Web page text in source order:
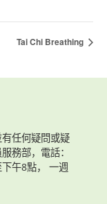
Tai Chi Breathing
任何疑問或疑
務部，電話：
午8點， 一週